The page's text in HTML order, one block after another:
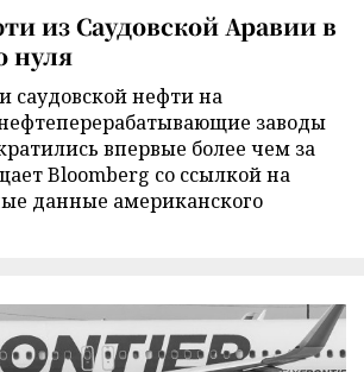
из Саудовской Аравии в
нуля
саудовской нефти на
заводы
впервые более чем за
Bloomberg со ссылкой на
данные американского